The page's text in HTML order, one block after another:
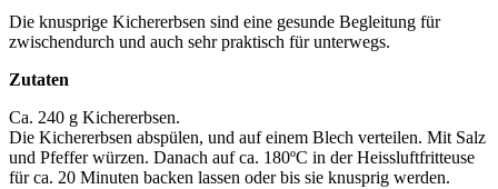
Die knusprige Kichererbsen sind eine gesunde Begleitung für
zwischendurch und auch sehr praktisch für unterwegs.
Zutaten
Ca. 240 g Kichererbsen.
Die Kichererbsen abspülen, und auf einem Blech verteilen. Mit Salz
und Pfeffer würzen. Danach auf ca. 180ºC in der Heissluftfritteuse
für ca. 20 Minuten backen lassen oder bis sie knusprig werden.